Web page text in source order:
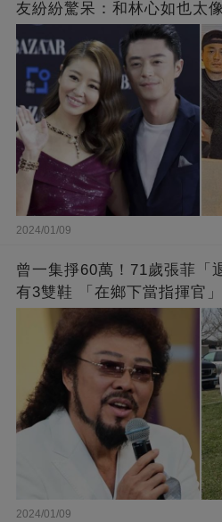
友紛紛驚呆：和林心如也太像
2024/01/09
曾一集掙60萬！71歲張菲「
有3雙鞋 「在鄉下當指揮官
2024/01/09